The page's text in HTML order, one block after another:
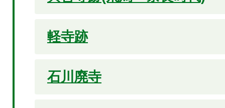
軽寺跡
石川廃寺